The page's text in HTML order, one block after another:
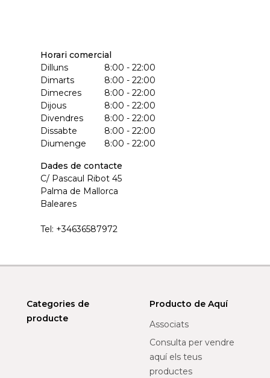
Horari comercial
Dilluns
8:00 - 22:00
Dimarts
8:00 - 22:00
Dimecres
8:00 - 22:00
Dijous
8:00 - 22:00
Divendres
8:00 - 22:00
Dissabte
8:00 - 22:00
Diumenge
8:00 - 22:00
Dades de contacte
C/ Pascaul Ribot 45
Palma de Mallorca
Baleares
Tel: +34636587972
Categories de
producte
Producto de Aquí
Associats
Consulta per vendre
aquí els teus
productes